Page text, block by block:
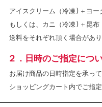
アイスクリーム（冷凍)＋ヨー
もしくは、カニ（冷凍)＋昆布
送料をそれぞれ頂く場合があ
２．日時のご指定につ
お届け商品の日時指定を承っ
ショッピングカート内でご指